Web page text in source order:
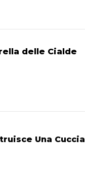
delle Cialde
Una Cuccia